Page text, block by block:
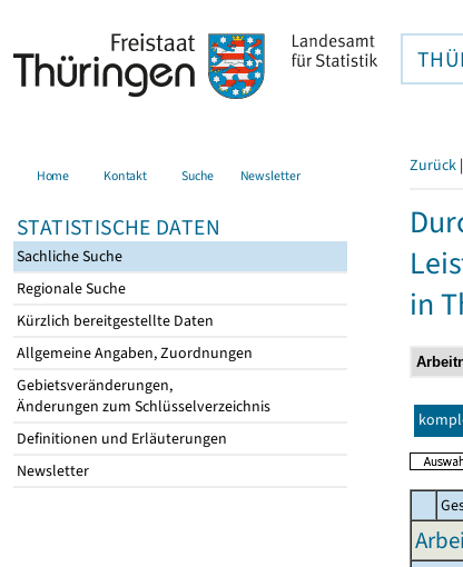
Home Kontakt Suche Newsletter
STATISTISCHE DATEN
Sachliche Suche
Regionale Suche
Kürzlich bereitgestellte Daten
Allgemeine Angaben, Zuordnungen
Gebietsveränderungen,
Änderungen zum Schlüsselverzeichnis
Definitionen und Erläuterungen
Newsletter
Zurück |
in